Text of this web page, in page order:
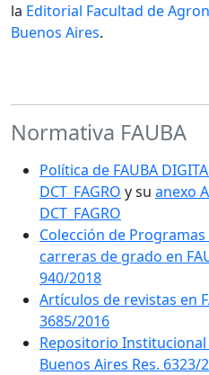
la Editorial Facultad de
Buenos Aires.
Normativa FAUBA
Política de FAUBA
DCT_FAGRO y su anexo
DCT_FAGRO
Colección de
carreras de grado en
940/2018
Artículos de revistas en
3685/2016
Repositorio
Buenos Aires Res. 6323/